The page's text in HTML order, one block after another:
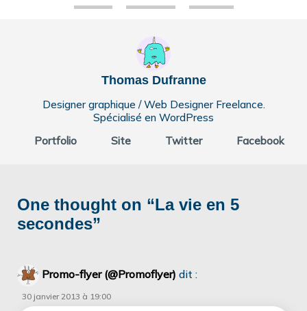
Thomas Dufranne
Designer graphique / Web Designer Freelance.
Spécialisé en WordPress
Portfolio
Site Twitter Facebook
One thought on “La vie en 5
secondes”
Promo-flyer (@Promoflyer) dit :
30 janvier 2013 à 19:00